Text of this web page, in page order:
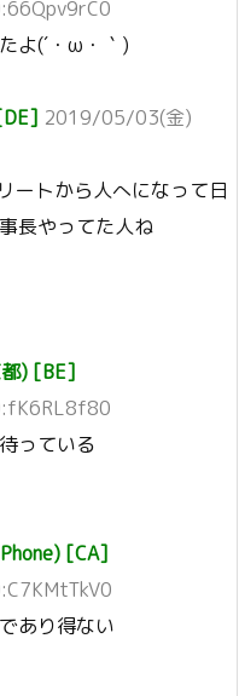
よ(´・ω・｀)
2019/05/03(金)
トから人へになって日
長やってた人ね
都) [BE]
っている
[CA]
あり得ない